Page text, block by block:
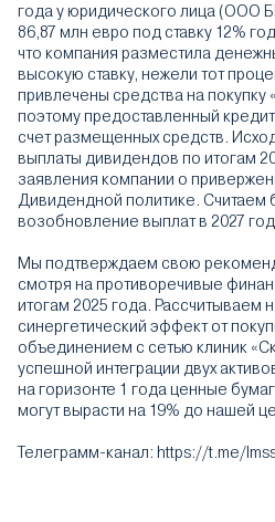
года у юридического лица (ООО
86,87 млн евро под ставку 12%
что компания разместила
высокую ставку, нежели тот
привлечены средства на покупку
поэтому предоставленный
счет размещенных средств.
выплаты дивидендов по итогам
заявления компании о
Дивидендной политике. Считаем
возобновление выплат в 2027
Мы подтверждаем свою
смотря на противоречивые
итогам 2025 года. Рассчитываем
синергетический эффект от
объединением с сетью клиник
успешной интеграции двух
на горизонте 1 года ценные
могут вырасти на 19% до нашей
Телеграмм-канал: https://t.me/